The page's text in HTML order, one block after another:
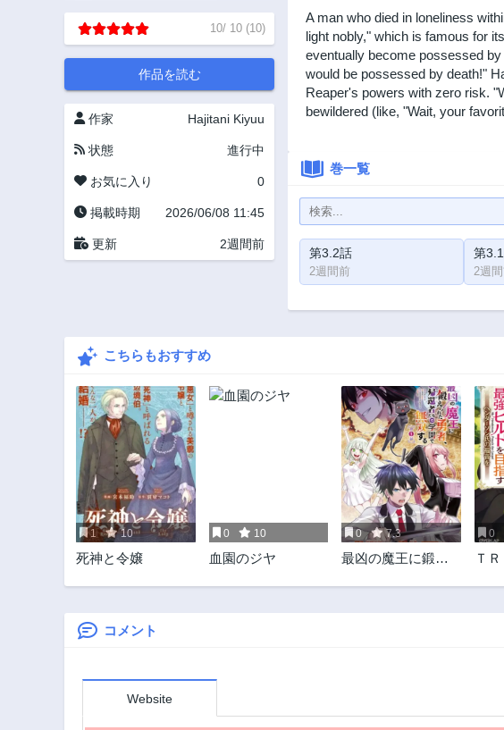
10/ 10 (10)
作品を読む
作家 Hajitani Kiyuu
状態 進行中
お気に入り 0
掲載時期 2026/06/08 11:45
更新 2週間前
A man who died in loneliness
light nobly," which is famous for
eventually become possessed
would be possessed by death!"
Reaper's powers with zero risk.
bewildered (like, "Wait, your
巻一覧
第3.2話
2週間前
第
2週
こちらもおすすめ
1 10
死神と令嬢
0 10
血園のジヤ
0 7.3
最凶の魔王に鍛え
園で無双する
0
Ｔ
～
コメント
Website